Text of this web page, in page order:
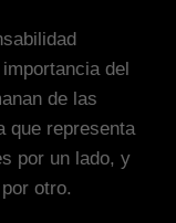
del
de las
que representa
por un lado, y
otro.